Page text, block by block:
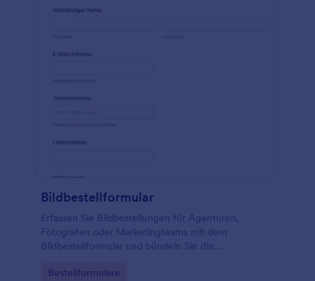
Bildbestellformular
Erfassen Sie Bildbestellungen für Agenturen,
Fotografen oder Marketingteams mit dem
Bildbestellformular und bündeln Sie die
in Jotform.
Go to Category:
Bestellformulare